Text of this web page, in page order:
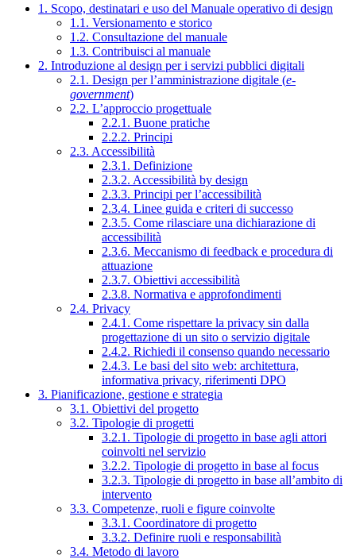
1. Scopo, destinatari e uso del Manuale operativo di design
1.1. Versionamento e storico
1.2. Consultazione del manuale
1.3. Contribuisci al manuale
2. Introduzione al design per i servizi pubblici digitali
2.1. Design per l’amministrazione digitale (e-
government)
2.2. L’approccio progettuale
2.2.1. Buone pratiche
2.2.2. Principi
2.3. Accessibilità
2.3.1. Definizione
2.3.2. Accessibilità by design
2.3.3. Principi per l’accessibilità
2.3.4. Linee guida e criteri di successo
2.3.5. Come rilasciare una dichiarazione di
accessibilità
2.3.6. Meccanismo di feedback e procedura di
attuazione
2.3.7. Obiettivi accessibilità
2.3.8. Normativa e approfondimenti
2.4. Privacy
2.4.1. Come rispettare la privacy sin dalla
progettazione di un sito o servizio digitale
2.4.2. Richiedi il consenso quando necessario
2.4.3. Le basi del sito web: architettura,
informativa privacy, riferimenti DPO
3. Pianificazione, gestione e strategia
3.1. Obiettivi del progetto
3.2. Tipologie di progetti
3.2.1. Tipologie di progetto in base agli attori
coinvolti nel servizio
3.2.2. Tipologie di progetto in base al focus
3.2.3. Tipologie di progetto in base all’ambito di
intervento
3.3. Competenze, ruoli e figure coinvolte
3.3.1. Coordinatore di progetto
3.3.2. Definire ruoli e responsabilità
3.4. Metodo di lavoro